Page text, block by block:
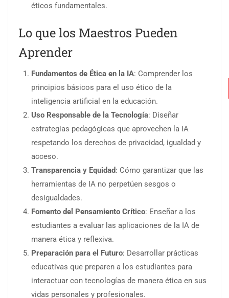
éticos fundamentales.
Lo que los Maestros Pueden
Aprender
Fundamentos de Ética en la IA: Comprender los
principios básicos para el uso ético de la
inteligencia artificial en la educación.
Uso Responsable de la Tecnología: Diseñar
estrategias pedagógicas que aprovechen la IA
respetando los derechos de privacidad, igualdad y
acceso.
Transparencia y Equidad: Cómo garantizar que las
herramientas de IA no perpetúen sesgos o
desigualdades.
Fomento del Pensamiento Crítico: Enseñar a los
estudiantes a evaluar las aplicaciones de la IA de
manera ética y reflexiva.
Preparación para el Futuro: Desarrollar prácticas
educativas que preparen a los estudiantes para
interactuar con tecnologías de manera ética en sus
vidas personales y profesionales.